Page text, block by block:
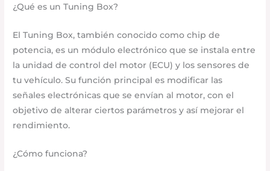
¿Qué es un Tuning Box?
El Tuning Box, también conocido como chip de
potencia, es un módulo electrónico que se instala entre
la unidad de control del motor (ECU) y los sensores de
tu vehículo. Su función principal es modificar las
señales electrónicas que se envían al motor, con el
objetivo de alterar ciertos parámetros y así mejorar el
rendimiento.
¿Cómo funciona?